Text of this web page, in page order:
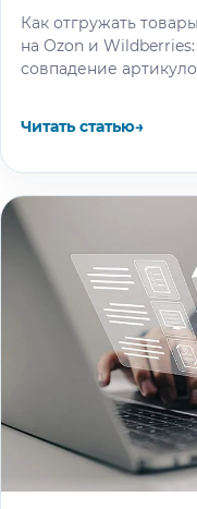
Как отгружать
на Ozon и
совпадение
Читать статью→